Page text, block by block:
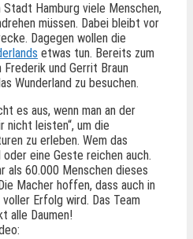
Hamburg viele Menschen,
müssen. Dabei bleibt vor
Dagegen wollen die
etwas tun. Bereits zum
und Gerrit Braun
Wunderland zu besuchen.
es aus, wenn man an der
nicht leisten“, um die
zu erleben. Wem das
eine Geste reichen auch.
als 60.000 Menschen dieses
Macher hoffen, dass auch in
Erfolg wird. Das Team
alle Daumen!